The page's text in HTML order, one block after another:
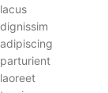
lacus
dignissim
adipiscing
parturient
laoreet